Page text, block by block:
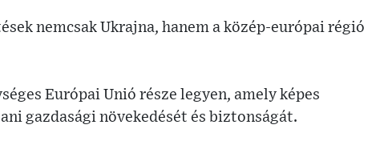
nemcsak Ukrajna, hanem a közép-európai régió
Európai Unió része legyen, amely képes
gazdasági növekedését és biztonságát.